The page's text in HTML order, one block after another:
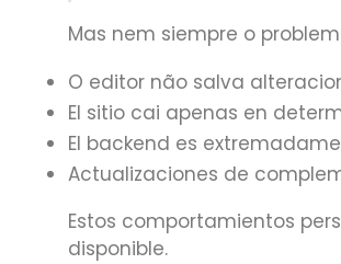
Mas nem siempre o
O editor não salva
El sitio cai apenas en
El backend es
Actualizaciones de
Estos comportamientos
disponible.